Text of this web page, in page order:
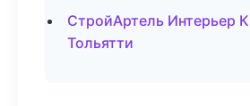
СтройАртель Интерьер
Тольятти